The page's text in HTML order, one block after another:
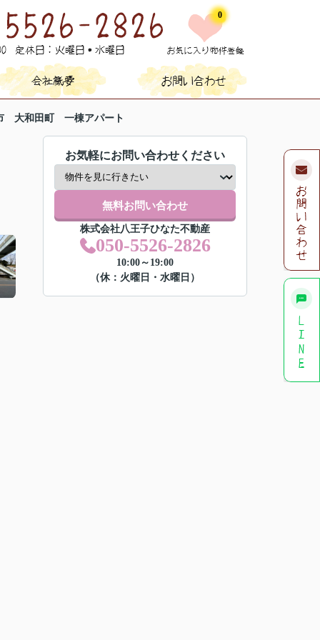
0
大和田町 一棟アパート
お気軽にお問い合わせください
無料お問い合わせ
株式会社八王子ひなた不動産
050-5526-2826
10:00～19:00
（休：火曜日・水曜日）